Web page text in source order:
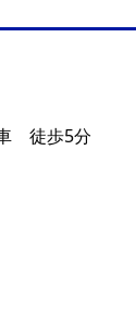
徒歩5分